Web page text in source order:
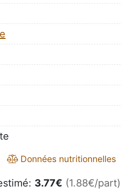
Données nutritionnelles
3.77€ (1.88€/part)